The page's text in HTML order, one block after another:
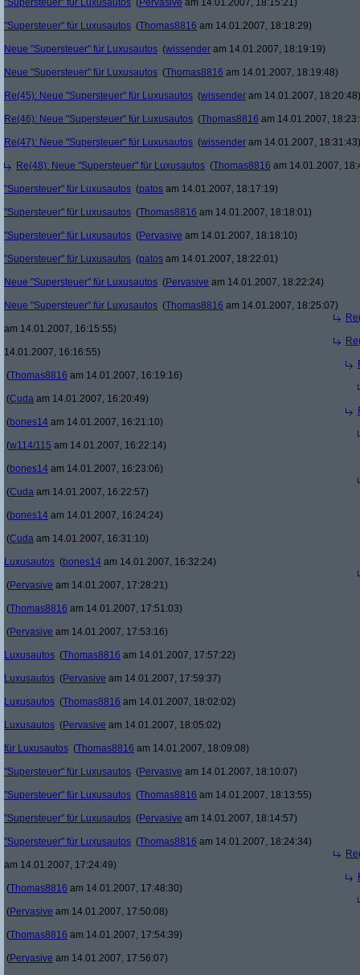
"Supersteuer" für Luxusautos (Pervasive am 14.01.2007, 18:15:21)
"Supersteuer" für Luxusautos (Thomas8816 am 14.01.2007, 18:18:29)
Neue "Supersteuer" für Luxusautos (wissender am 14.01.2007, 18:19:19)
Neue "Supersteuer" für Luxusautos (Thomas8816 am 14.01.2007, 18:19:48)
Re(45): Neue "Supersteuer" für Luxusautos (wissender am 14.01.2007, 18:20:48)
Re(46): Neue "Supersteuer" für Luxusautos (Thomas8816 am 14.01.2007,
Re(47): Neue "Supersteuer" für Luxusautos (wissender am 14.01.2007, 18:31:43)
Re(48): Neue "Supersteuer" für Luxusautos (Thomas8816 am 14.01.2007,
"Supersteuer" für Luxusautos (patos am 14.01.2007, 18:17:19)
"Supersteuer" für Luxusautos (Thomas8816 am 14.01.2007, 18:18:01)
"Supersteuer" für Luxusautos (Pervasive am 14.01.2007, 18:18:10)
"Supersteuer" für Luxusautos (patos am 14.01.2007, 18:22:01)
Neue "Supersteuer" für Luxusautos (Pervasive am 14.01.2007, 18:22:24)
Neue "Supersteuer" für Luxusautos (Thomas8816 am 14.01.2007, 18:25:07)
am 14.01.2007, 16:15:55)
14.01.2007, 16:16:55)
(Thomas8816 am 14.01.2007, 16:19:16)
(Cuda am 14.01.2007, 16:20:49)
(bones14 am 14.01.2007, 16:21:10)
(w114/115 am 14.01.2007, 16:22:14)
(bones14 am 14.01.2007, 16:23:06)
(Cuda am 14.01.2007, 16:22:57)
(bones14 am 14.01.2007, 16:24:24)
(Cuda am 14.01.2007, 16:31:10)
Luxusautos (bones14 am 14.01.2007, 16:32:24)
(Pervasive am 14.01.2007, 17:28:21)
(Thomas8816 am 14.01.2007, 17:51:03)
(Pervasive am 14.01.2007, 17:53:16)
Luxusautos (Thomas8816 am 14.01.2007, 17:57:22)
Luxusautos (Pervasive am 14.01.2007, 17:59:37)
Luxusautos (Thomas8816 am 14.01.2007, 18:02:02)
Luxusautos (Pervasive am 14.01.2007, 18:05:02)
für Luxusautos (Thomas8816 am 14.01.2007, 18:09:08)
"Supersteuer" für Luxusautos (Pervasive am 14.01.2007, 18:10:07)
"Supersteuer" für Luxusautos (Thomas8816 am 14.01.2007, 18:13:55)
"Supersteuer" für Luxusautos (Pervasive am 14.01.2007, 18:14:57)
"Supersteuer" für Luxusautos (Thomas8816 am 14.01.2007, 18:24:34)
am 14.01.2007, 17:24:49)
(Thomas8816 am 14.01.2007, 17:48:30)
(Pervasive am 14.01.2007, 17:50:08)
(Thomas8816 am 14.01.2007, 17:54:39)
(Pervasive am 14.01.2007, 17:56:07)